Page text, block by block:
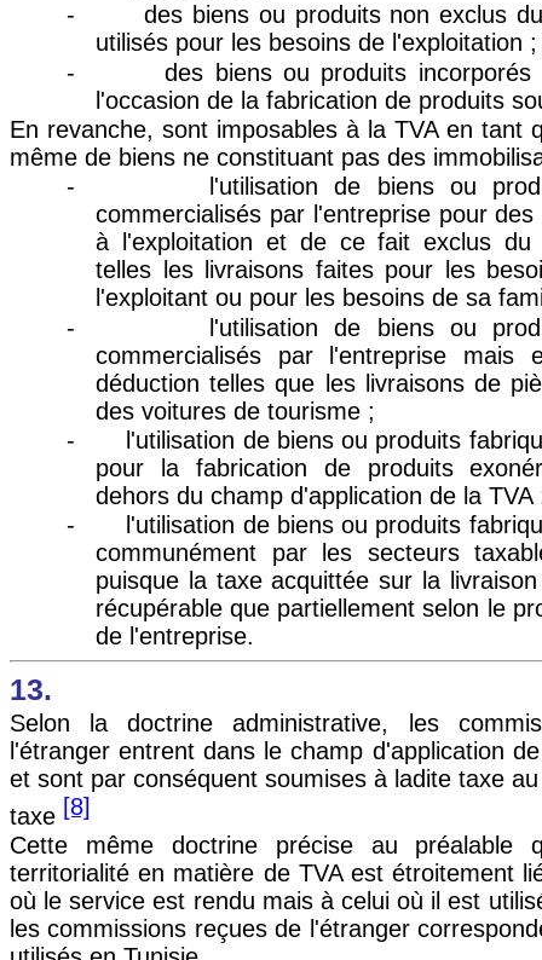
-
des biens ou produits non exclus
utilisés pour les besoins de l'exploitation ;
-
des biens ou produits
l'occasion de la fabrication de produits
En revanche, sont imposables à la TVA en tant
même de biens ne constituant pas des
-
l'utilisation de biens ou
commercialisés par l'entreprise pour
à l'exploitation et de ce fait exclus du
telles les livraisons faites pour les
l'exploitant ou pour les besoins de sa
-
l'utilisation de biens ou
commercialisés par l'entreprise mais
déduction telles que les livraisons de
des voitures de tourisme ;
-
l'utilisation de biens ou produits
pour la fabrication de produits
dehors du champ d'application de la TVA
-
l'utilisation de biens ou produits
communément par les secteurs
puisque la taxe acquittée sur la
récupérable que partiellement selon le
de l'entreprise.
13.
Selon la doctrine administrative, les
l'étranger entrent dans le champ d'application
et sont par conséquent soumises à ladite taxe
taxe [8]
Cette même doctrine précise au préalable
territorialité en matière de TVA est étroitement
où le service est rendu mais à celui où il est
les commissions reçues de l'étranger